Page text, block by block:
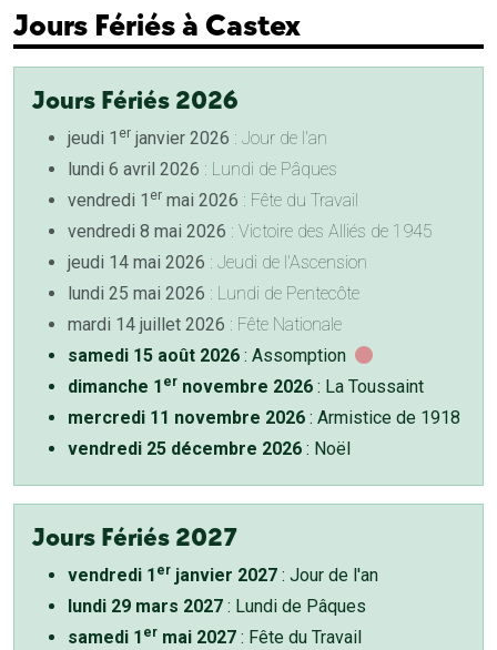
Jours Fériés à Castex
Jours Fériés 2026
jeudi 1 er janvier 2026 : Jour de l'an
lundi 6 avril 2026 : Lundi de Pâques
vendredi 1 er mai 2026 : Fête du Travail
vendredi 8 mai 2026 : Victoire des Alliés de 1945
jeudi 14 mai 2026 : Jeudi de l'Ascension
lundi 25 mai 2026 : Lundi de Pentecôte
mardi 14 juillet 2026 : Fête Nationale
samedi 15 août 2026 : Assomption
dimanche 1 er novembre 2026 : La Toussaint
mercredi 11 novembre 2026 : Armistice de 1918
vendredi 25 décembre 2026 : Noël
Jours Fériés 2027
vendredi 1 er janvier 2027 : Jour de l'an
lundi 29 mars 2027 : Lundi de Pâques
samedi 1 er mai 2027 : Fête du Travail